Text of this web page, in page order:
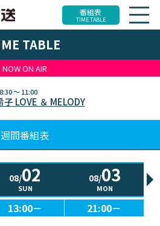
番組表
TIME TABLE
TABLE
NOW ON AIR
～ 11:00
子 LOVE ＆ MELODY
週間番組表
08/02
SUN
08/03
MON
13:00－ 21:00－